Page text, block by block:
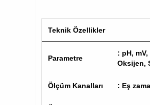
Teknik Özellikler
Parametre
: pH,
Oksijen,
Ölçüm Kanalları : Eş